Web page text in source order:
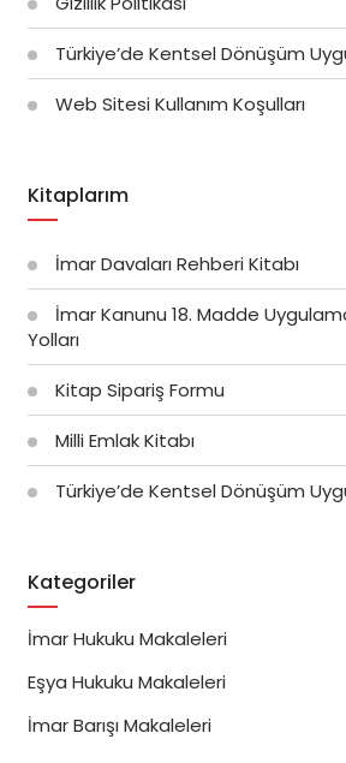
Türkiye’de Kentsel Dönüşüm
Web Sitesi Kullanım Koşulları
Kitaplarım
İmar Davaları Rehberi Kitabı
İmar Kanunu 18. Madde
Yolları
Kitap Sipariş Formu
Milli Emlak Kitabı
Türkiye’de Kentsel Dönüşüm
Kategoriler
İmar Hukuku Makaleleri
Eşya Hukuku Makaleleri
İmar Barışı Makaleleri